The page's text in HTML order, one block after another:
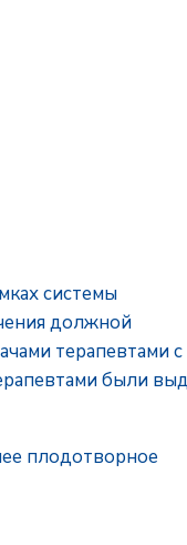
системы
должной
терапевтами с
были
плодотворное